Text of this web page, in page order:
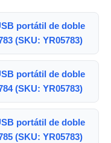
portátil de doble
(SKU: YR05783)
portátil de doble
(SKU: YR05783)
portátil de doble
(SKU: YR05783)